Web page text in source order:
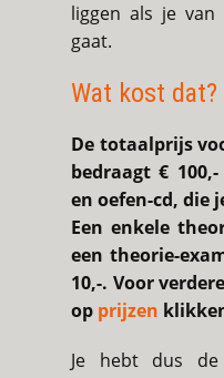
liggen als je van
gaat.
Wat kost dat?
De totaalprijs
bedraagt €
en oefen-cd, die
Een enkele
een theorie-
10,-. Voor
op prijzen
Je hebt dus de